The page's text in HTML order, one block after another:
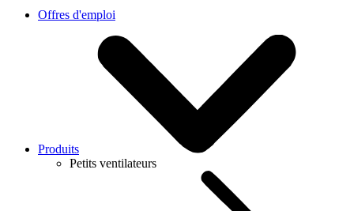
Offres d'emploi
Produits
Petits ventilateurs